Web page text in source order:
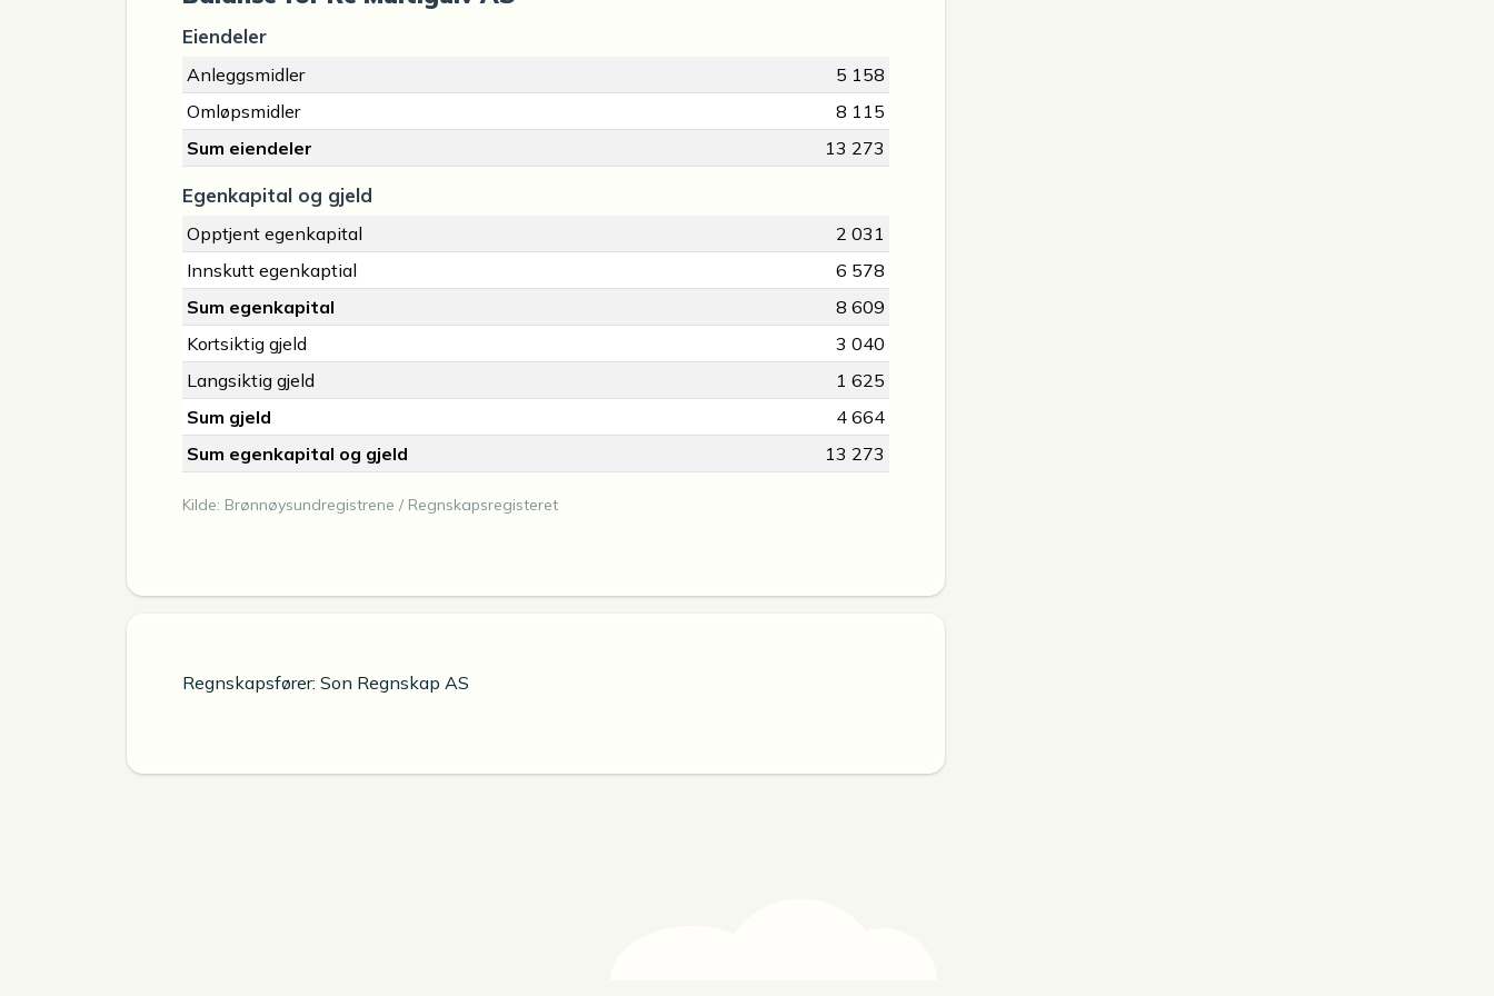
Eiendeler
Anleggsmidler
5 158
Omløpsmidler
8 115
Sum eiendeler
13 273
Egenkapital og gjeld
Opptjent egenkapital
2 031
Innskutt egenkaptial
6 578
Sum egenkapital
8 609
Kortsiktig gjeld
3 040
Langsiktig gjeld
1 625
Sum gjeld
4 664
Sum egenkapital og gjeld
13 273
Kilde: Brønnøysundregistrene / Regnskapsregisteret
Regnskapsfører: Son Regnskap AS